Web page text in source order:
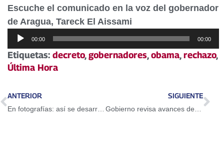
Escuche el comunicado en la voz del gobernador
de Aragua, Tareck El Aissami
Reproductor
de
audio
00:00 00:00
Etiquetas: decreto,gobernadores,obama,rechazo,
Última Hora
ANTERIOR SIGUIENTE